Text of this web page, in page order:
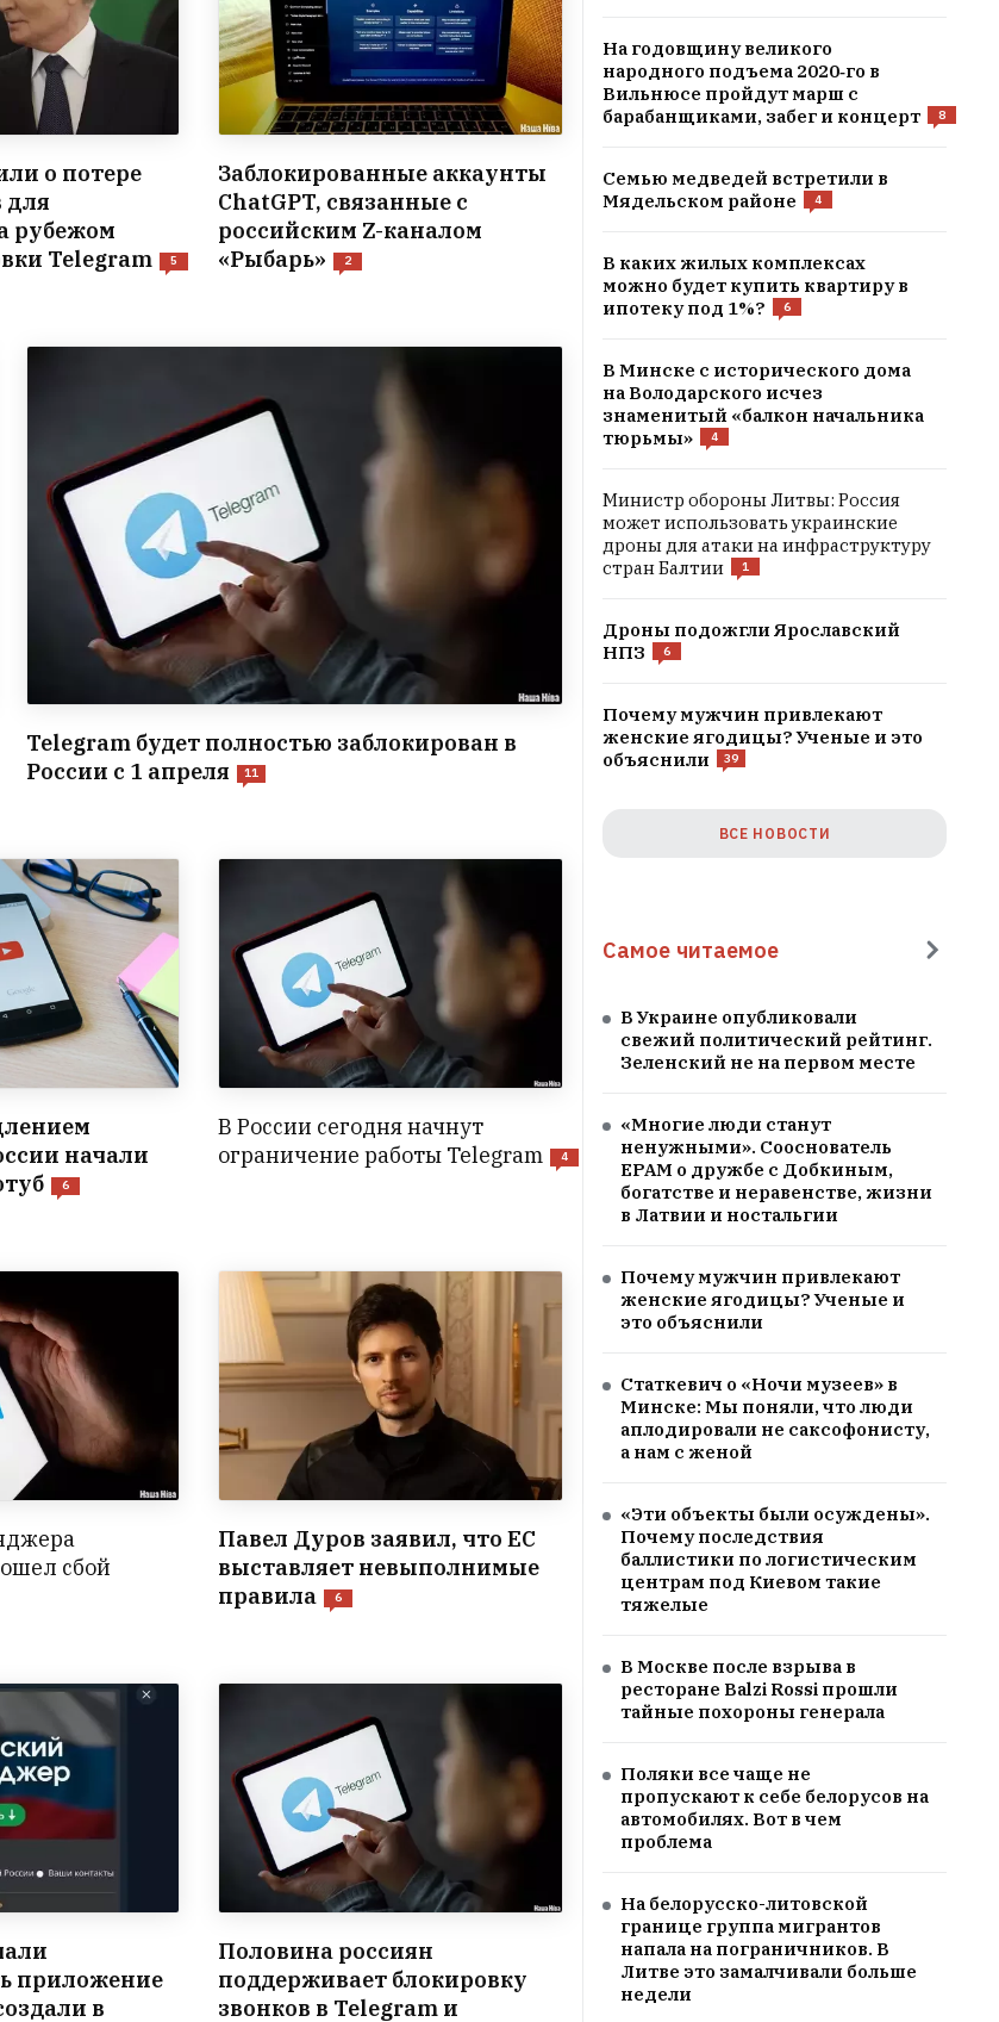
о потере
для
рубежом
Telegram
5
Заблокированные аккаунты
ChatGPT, связанные с
российским Z-каналом
«Рыбарь»
2
Telegram будет полностью заблокирован в
России с 1 апреля
11
начали
6
В России сегодня начнут
ограничение работы Telegram
4
сбой
Павел Дуров заявил, что ЕС
выставляет невыполнимые
правила
6
приложение
в
Половина россиян
поддерживает блокировку
звонков в Telegram и
На годовщину великого
народного подъема 2020‑го в
Вильнюсе пройдут марш с
барабанщиками, забег и концерт
8
Семью медведей встретили в
Мядельском районе
4
В каких жилых комплексах
можно будет купить квартиру в
ипотеку под 1%?
6
В Минске с исторического дома
на Володaрского исчез
знаменитый «балкон начальника
тюрьмы»
4
Министр обороны Литвы: Россия
может использовать украинские
дроны для атаки на инфраструктуру
стран Балтии
1
Дроны подожгли Ярославский
НПЗ
6
Почему мужчин привлекают
женские ягодицы? Ученые и это
объяснили
39
ВСЕ НОВОСТИ
Самое читаемое
В Украине опубликовали
свежий политический рейтинг.
Зеленский не на первом месте
«Многие люди станут
ненужными». Сооснователь
EPAM о дружбе с Добкиным,
богатстве и неравенстве, жизни
в Латвии и ностальгии
Почему мужчин привлекают
женские ягодицы? Ученые и
это объяснили
Статкевич о «Ночи музеев» в
Минске: Мы поняли, что люди
аплодировали не саксофонисту,
а нам с женой
«Эти объекты были осуждены».
Почему последствия
баллистики по логистическим
центрам под Киевом такие
тяжелые
В Москве после взрыва в
ресторане Balzi Rossi прошли
тайные похороны генерала
Поляки все чаще не
пропускают к себе белорусов на
автомобилях. Вот в чем
проблема
На белорусско-литовской
границе группа мигрантов
напала на пограничников. В
Литве это замалчивали больше
недели